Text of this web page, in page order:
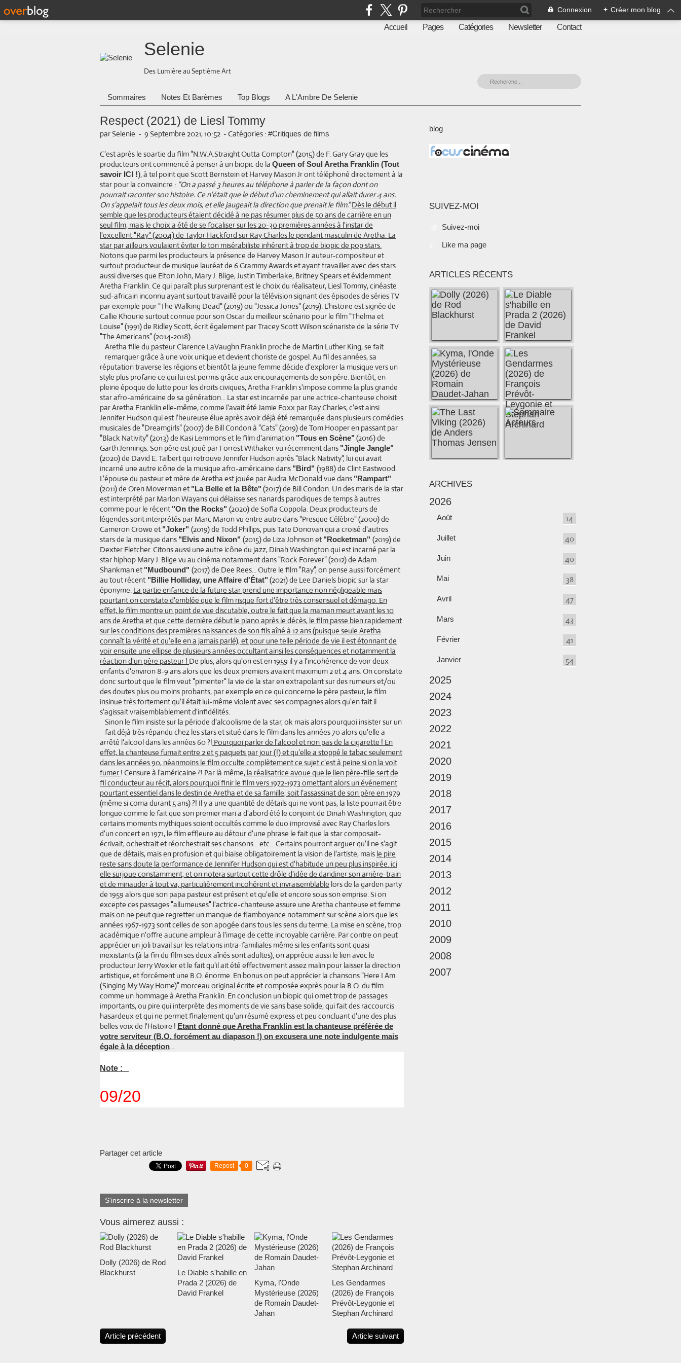
Connexion + Créer mon blog
Accueil Pages Catégories Newsletter Contact
Selenie
Des Lumière au Septième Art
Sommaires Notes Et Barèmes Top Blogs A L'Ambre De Selenie
Respect (2021) de Liesl Tommy
par Selenie - 9 Septembre 2021, 10:52 - Catégories : #Critiques de films
C'est après le soartie du film "N.W.A.Straight Outta Compton" (2015) de F. Gary Gray que les
producteurs ont commencé à penser à un biopic de la Queen of Soul Aretha Franklin (Tout
savoir ICI !), à tel point que Scott Bernstein et Harvey Mason Jr ont téléphoné directement à la
star pour la convaincre : "On a passé 3 heures au téléphone à parler de la façon dont on
pourrait raconter son histoire. Ce n'était que le début d'un cheminement qui allait durer 4 ans.
On s'appelait tous les deux mois, et elle jaugeait la direction que prenait le film." Dès le début il
semble que les producteurs étaient décidé à ne pas résumer plus de 50 ans de carrière en un
seul film, mais le choix a été de se focaliser sur les 20-30 premières années à l'instar de
l'excellent "Ray" (2004) de Taylor Hackford sur Ray Charles le pendant masculin de Aretha. La
star par ailleurs voulaient éviter le ton misérabiliste inhérent à trop de biopic de pop stars.
Notons que parmi les producteurs la présence de Harvey Mason Jr auteur-compositeur et
surtout producteur de musique lauréat de 6 Grammy Awards et ayant travailler avec des stars
aussi diverses que Elton John, Mary J. Blige, Justin Timberlake, Britney Spears et évidemment
Aretha Franklin. Ce qui paraît plus surprenant est le choix du réalisateur, Liesl Tommy, cinéaste
sud-africain inconnu ayant surtout travaillé pour la télévision signant des épisodes de séries TV
par exemple pour "The Walking Dead" (2019) ou "Jessica Jones" (2019). L'histoire est signée de
Callie Khourie surtout connue pour son Oscar du meilleur scénario pour le film "Thelma et
Louise" (1991) de Ridley Scott, écrit également par Tracey Scott Wilson scénariste de la série TV
"The Americans" (2014-2018)...
Aretha fille du pasteur Clarence LaVaughn Franklin proche de Martin Luther King, se fait
remarquer grâce à une voix unique et devient choriste de gospel. Au fil des années, sa
réputation traverse les régions et bientôt la jeune femme décide d'explorer la musique vers un
style plus profane ce qui lui est permis grâce aux encouragements de son père. Bientôt, en
pleine époque de lutte pour les droits civiques, Aretha Franklin s'impose comme la plus grande
star afro-américaine de sa génération... La star est incarnée par une actrice-chanteuse choisit
par Aretha Franklin elle-même, comme l'avait été Jamie Foxx par Ray Charles, c'est ainsi
Jennifer Hudson qui est l'heureuse élue après avoir déjà été remarquée dans plusieurs comédies
musicales de "Dreamgirls" (2007) de Bill Condon à "Cats" (2019) de Tom Hooper en passant par
"Black Nativity" (2013) de Kasi Lemmons et le film d'animation "Tous en Scène" (2016) de
Garth Jennings. Son père est joué par Forrest Withaker vu récemment dans "Jingle Jangle"
(2020) de David E. Talbert qui retrouve Jennifer Hudson après "Black Nativity", lui qui avait
incarné une autre icône de la musique afro-américaine dans "Bird" (1988) de Clint Eastwood.
L'épouse du pasteur et mère de Aretha est jouée par Audra McDonald vue dans "Rampart"
(2011) de Oren Moverman et "La Belle et la Bête" (2017) de Bill Condon. Un des maris de la star
est interprété par Marlon Wayans qui délaisse ses nanards parodiques de temps à autres
comme pour le récent "On the Rocks" (2020) de Sofia Coppola. Deux producteurs de
légendes sont interprétés par Marc Maron vu entre autre dans "Presque Célèbre" (2000) de
Cameron Crowe et "Joker" (2019) de Todd Phillips, puis Tate Donovan qui a croisé d'autres
stars de la musique dans "Elvis and Nixon" (2015) de Liza Johnson et "Rocketman" (2019) de
Dexter Fletcher. Citons aussi une autre icône du jazz, Dinah Washington qui est incarné par la
star hiphop Mary J. Blige vu au cinéma notamment dans "Rock Forever" (2012) de Adam
Shankman et "Mudbound" (2017) de Dee Rees... Outre le film "Ray", on pense aussi forcément
au tout récent "Billie Holliday, une Affaire d'État" (2021) de Lee Daniels biopic sur la star
éponyme. La partie enfance de la future star prend une importance non négligeable mais
pourtant on constate d'emblée que le film risque fort d'être très consensuel et démago. En
effet, le film montre un point de vue discutable, outre le fait que la maman meurt avant les 10
ans de Aretha et que cette dernière début le piano après le décès, le film passe bien rapidement
sur les conditions des premières naissances de son fils aîné à 12 ans (puisque seule Aretha
connaît la vérité et qu'elle en a jamais parlé), et pour une telle période de vie il est étonnant de
voir ensuite une ellipse de plusieurs années occultant ainsi les conséquences et notamment la
réaction d'un père pasteur ! De plus, alors qu'on est en 1959 il y a l'incohérence de voir deux
enfants d'environ 8-9 ans alors que les deux premiers avaient maximum 2 et 4 ans. On constate
donc surtout que le film veut "pimenter" la vie de la star en extrapolant sur des rumeurs et/ou
des doutes plus ou moins probants, par exemple en ce qui concerne le père pasteur, le film
insinue très fortement qu'il était lui-même violent avec ses compagnes alors qu'en fait il
s'agissait vraisemblablement d'infidélités.
Sinon le film insiste sur la période d'alcoolisme de la star, ok mais alors pourquoi insister sur un
fait déjà très répandu chez les stars et situé dans le film dans les années 70 alors qu'elle a
arrêté l'alcool dans les années 60 ?! Pourquoi parler de l'alcool et non pas de la cigarette ! En
effet, la chanteuse fumait entre 2 et 5 paquets par jour (!) et qu'elle a stoppé le tabac seulement
dans les années 90, néanmoins le film occulte complètement ce sujet c'est à peine si on la voit
fumer ! Censure à l'américaine ?! Par là même, la réalisatrice avoue que le lien père-fille sert de
fil conducteur au récit, alors pourquoi finir le film vers 1972-1973 omettant alors un événement
pourtant essentiel dans le destin de Aretha et de sa famille, soit l'assassinat de son père en 1979
(même si coma durant 5 ans) ?! Il y a une quantité de détails qui ne vont pas, la liste pourrait être
longue comme le fait que son premier mari a d'abord été le conjoint de Dinah Washington, que
certains moments mythiques soient occultés comme le duo improvisé avec Ray Charles lors
d'un concert en 1971, le film effleure au détour d'une phrase le fait que la star composait-
écrivait, ochestrait et réorchestrait ses chansons... etc... Certains pourront arguer qu'il ne s'agit
que de détails, mais en profusion et qui biaise obligatoirement la vision de l'artiste, mais le pire
reste sans doute la performance de Jennifer Hudson qui est d'habitude un peu plus inspirée. ici
elle surjoue constamment, et on notera surtout cette drôle d'idée de dandiner son arrière-train
et de minauder à tout va, particulièrement incohérent et invraisemblable lors de la garden party
de 1959 alors que son papa pasteur est présent et qu'elle et encore sous son emprise. Si on
excepte ces passages "allumeuses" l'actrice-chanteuse assure une Aretha chanteuse et femme
mais on ne peut que regretter un manque de flamboyance notamment sur scène alors que les
années 1967-1973 sont celles de son apogée dans tous les sens du terme. La mise en scène, trop
académique n'offre aucune ampleur à l'image de cette incroyable carrière. Par contre on peut
apprécier un joli travail sur les relations intra-familiales même si les enfants sont quasi
inexistants (à la fin du film ses deux aînés sont adultes), on apprécie aussi le lien avec le
producteur Jerry Wexler et le fait qu'il ait été effectivement assez malin pour laisser la direction
artistique, et forcément une B.O. énorme. En bonus on peut apprécier la chansons "Here I Am
(Singing My Way Home)" morceau original écrite et composée exprès pour la B.O. du film
comme un hommage à Aretha Franklin. En conclusion un biopic qui omet trop de passages
importants, ou pire qui interprète des moments de vie sans base solide, qui fait des raccourcis
hasardeux et qui ne permet finalement qu'un résumé express et peu concluant d'une des plus
belles voix de l'Histoire ! Etant donné que Aretha Franklin est la chanteuse préférée de
votre serviteur (B.O. forcément au diapason !) on excusera une note indulgente mais
égale à la déception...
Note :
09/20
Partager cet article
Repost 0
S'inscrire à la newsletter
Vous aimerez aussi :
Dolly (2026) de Rod
Blackhurst
Le Diable s'habille en
Prada 2 (2026) de
David Frankel
Kyma, l'Onde
Mystérieuse (2026)
de Romain Daudet-
Jahan
Les Gendarmes
(2026) de François
Prévôt-Leygonie et
Stephan Archinard
Article précédent Article suivant
blog
SUIVEZ-MOI
Suivez-moi
Like ma page
ARTICLES RÉCENTS
ARCHIVES
2026
Août 14
Juillet 40
Juin 40
Mai 38
Avril 47
Mars 43
Février 41
Janvier 54
2025
2024
2023
2022
2021
2020
2019
2018
2017
2016
2015
2014
2013
2012
2011
2010
2009
2008
2007